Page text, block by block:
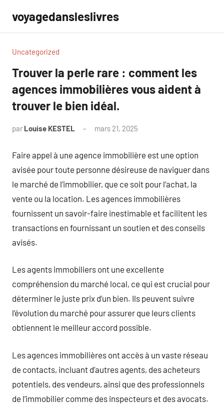
contenu
voyagedansleslivres
Uncategorized
Trouver la perle rare : comment les
agences immobilières vous aident à
trouver le bien idéal.
par Louise KESTEL mars 21, 2025
Faire appel à une agence immobilière est une option
avisée pour toute personne désireuse de naviguer dans
le marché de l’immobilier, que ce soit pour l’achat, la
vente ou la location. Les agences immobilières
fournissent un savoir-faire inestimable et facilitent les
transactions en fournissant un soutien et des conseils
avisés.
Les agents immobiliers ont une excellente
compréhension du marché local, ce qui est crucial pour
déterminer le juste prix d’un bien. Ils peuvent suivre
l’évolution du marché pour assurer que leurs clients
obtiennent le meilleur accord possible.
Les agences immobilières ont accès à un vaste réseau
de contacts, incluant d’autres agents, des acheteurs
potentiels, des vendeurs, ainsi que des professionnels
de l’immobilier comme des inspecteurs et des avocats.